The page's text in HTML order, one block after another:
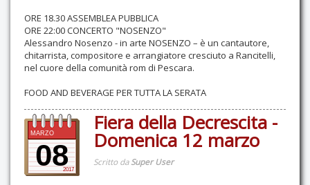
ORE 18.30 ASSEMBLEA PUBBLICA
ORE 22:00 CONCERTO "NOSENZO"
Alessandro Nosenzo -​ in arte NOSENZO – è un cantautore,
chitarrista, compositore e arrangiatore cresciuto a Rancitelli,​
nel cuore della comunità rom di Pescara.
FOOD AND BEVERAGE PER TUTTA LA SERATA
MARZO
082017
Fiera della Decrescita -
Domenica 12 marzo
Scritto daSuper User